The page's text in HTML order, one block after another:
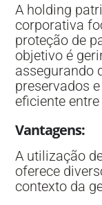
A holding
corporativa
proteção de
objetivo é
assegurando
preservados
eficiente
Vantagens:
A utilização
oferece
contexto da